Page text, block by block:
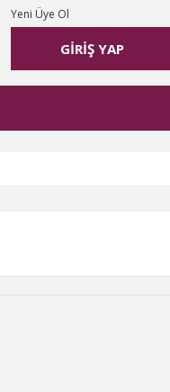
GİRİŞ YAP
Yeni Üye Ol